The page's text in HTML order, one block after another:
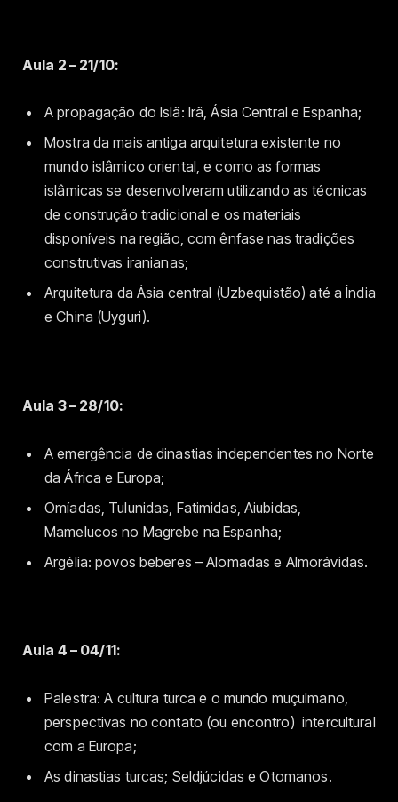
Aula 2 – 21/10:
A propagação do Islã: Irã, Ásia Central e Espanha;
Mostra da mais antiga arquitetura existente no
mundo islâmico oriental, e como as formas
islâmicas se desenvolveram utilizando as técnicas
de construção tradicional e os materiais
disponíveis na região, com ênfase nas tradições
construtivas iranianas;
Arquitetura da Ásia central (Uzbequistão) até a Índia
e China (Uyguri).
Aula 3 – 28/10:
A emergência de dinastias independentes no Norte
da África e Europa;
Omíadas, Tulunidas, Fatimidas, Aiubidas,
Mamelucos no Magrebe na Espanha;
Argélia: povos beberes – Alomadas e Almorávidas.
Aula 4 – 04/11:
Palestra: A cultura turca e o mundo muçulmano,
perspectivas no contato (ou encontro) intercultural
com a Europa;
As dinastias turcas; Seldjúcidas e Otomanos.